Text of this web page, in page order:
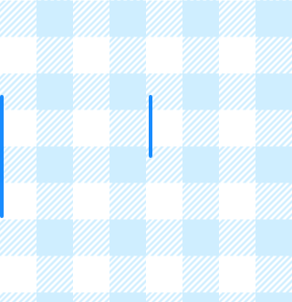
DIY手作卡紙
Scrapbook
Paper
相角
Photo
Corners